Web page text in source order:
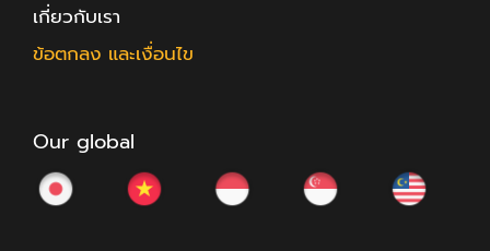
เกี่ยวกับเรา
ข้อตกลง และเงื่อนไข
Our global